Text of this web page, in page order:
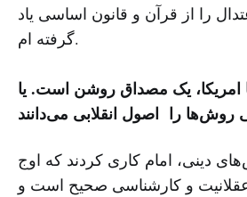
را از قرآن و قانون اساسی یاد
گرفته ام.
امریکا، یک مصداق روشن است. یا
دینی، امام کاری کردند که اوج
عقلانیت و کارشناسی صحیح است و